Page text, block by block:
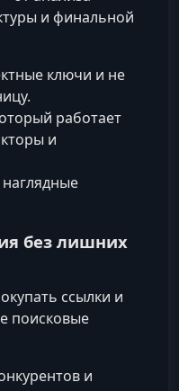
и финальной
ключи и не
работает
и
без лишних
ссылки и
поисковые
и